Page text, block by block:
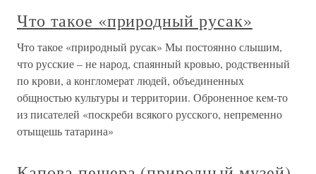
Что такое «природный русак»
Что такое «природный русак» Мы постоянно слышим,
что русские – не народ, спаянный кровью, родственный
по крови, а конгломерат людей, объединенных
общностью культуры и территории. Оброненное кем-то
из писателей «поскреби всякого русского, непременно
отыщешь татарина»